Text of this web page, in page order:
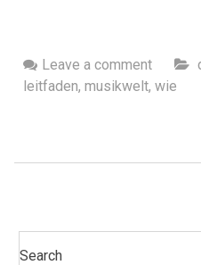
Leave a comment
leitfaden, musikwelt, wie
Search